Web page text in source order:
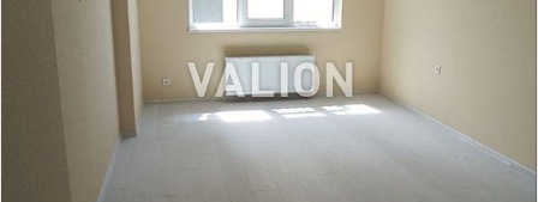
Ціна 80000 у.о. Комісія агенства 5% Віктор 0935705384
valion.ua/1154672